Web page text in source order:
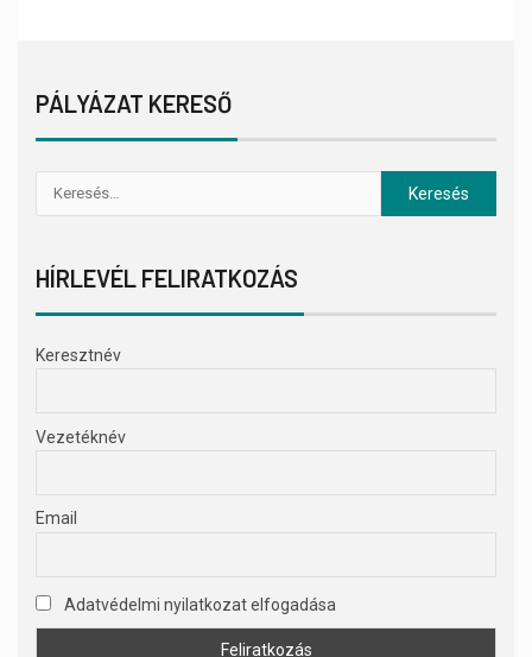
PÁLYÁZAT KERESŐ
HÍRLEVÉL FELIRATKOZÁS
Keresztnév
Vezetéknév
Email
Adatvédelmi nyilatkozat elfogadása